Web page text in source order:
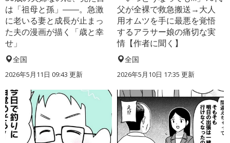
は「祖母と孫」――。急激
に老いる妻と成長が止まっ
た夫の漫画が描く「歳と幸
せ」
全国
2026年5月11日 09:43 更新
父が全裸で救急搬送→大人
用オムツを手に最悪を覚悟
するアラサー娘の痛切な実
情【作者に聞く】
全国
2026年5月10日 17:35 更新